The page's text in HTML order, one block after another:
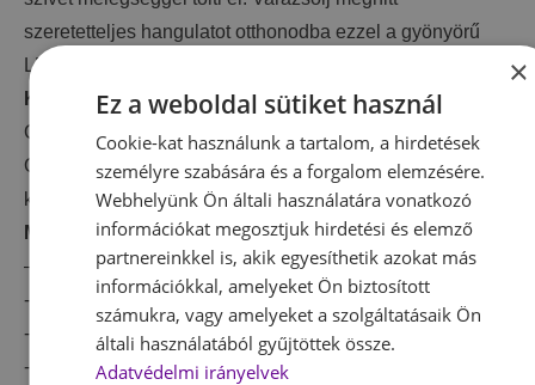
szeretetteljes hangulatot otthonodba ezzel a gyönyörű
LED lámpással!:)
Kétféleképpen működtethető:
ON1 – Hóesést imitál, meleg LED fénnyel világít
ON2 – Hóesést imitál, világít és zenél (egymást követő 3
karácsonyi dal)
Műszaki adatok:
– Tápellátás: USB adatkábel (tartozéka) vagy 3x AA elem
-Üzemi feszültség: 1,5V
-Anyag: műanyag
-Fényforrás típus: melegfehér LED
×
Ez a weboldal sütiket használ
Cookie-kat használunk a tartalom, a hirdetések
személyre szabására és a forgalom elemzésére.
Webhelyünk Ön általi használatára vonatkozó
információkat megosztjuk hirdetési és elemző
partnereinkkel is, akik egyesíthetik azokat más
információkkal, amelyeket Ön biztosított
számukra, vagy amelyeket a szolgáltatásaik Ön
általi használatából gyűjtöttek össze.
Adatvédelmi irányelvek